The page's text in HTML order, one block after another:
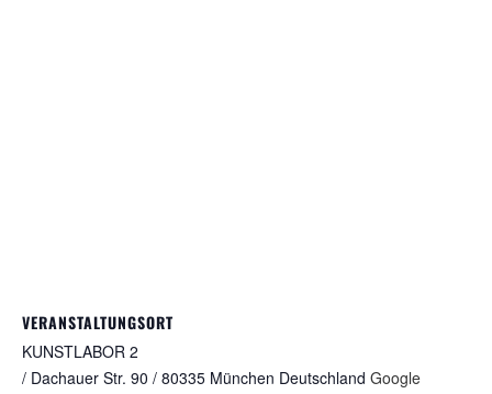
VERANSTALTUNGSORT
KUNSTLABOR 2
/ Dachauer Str. 90 / 80335 München Deutschland Google